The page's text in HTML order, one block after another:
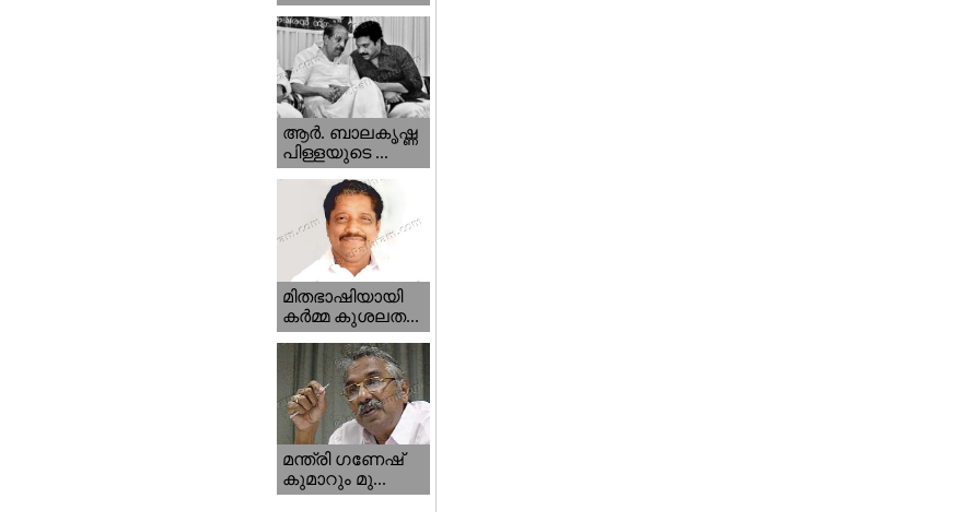
ആര്‍. ബാലകൃഷ്ണ
പിള്ളയുടെ ...
മിതഭാഷിയായി
കര്‍മ്മ കുശലത...
മന്ത്രി ഗണേഷ്‌
കുമാറും മു...